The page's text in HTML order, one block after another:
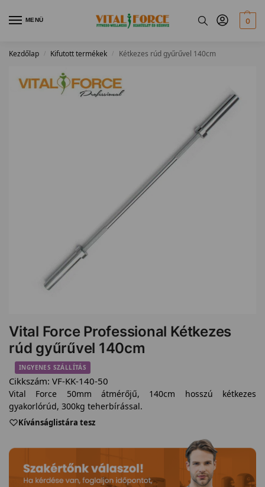
MENÜ 0
Kezdőlap / Kifutott termékek / Kétkezes rúd gyűrűvel 140cm
Vital Force Professional Kétkezes
rúd gyűrűvel 140cm
INGYENES SZÁLLÍTÁS
Cikkszám: VF-KK-140-50
Vital Force 50mm átmérőjű, 140cm hosszú kétkezes
gyakorlórúd, 300kg teherbírással.
Kívánságlistára tesz